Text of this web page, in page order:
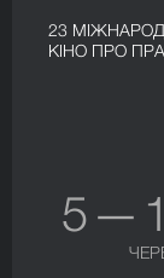
23
КІНО ПРО
5 —